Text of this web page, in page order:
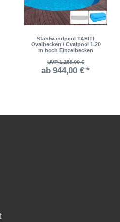
Stahlwandpool TAHITI
Ovalbecken / Ovalpool 1,20
m hoch Einzelbecken
UVP 1.258,00 €
ab 944,00 € *